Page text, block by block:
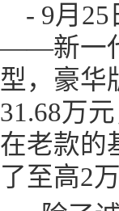
- 9月
——新一
型，豪华
31.68万
在老款的
了至高2